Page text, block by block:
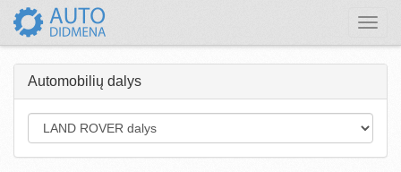
Toggle
Automobilių dalys